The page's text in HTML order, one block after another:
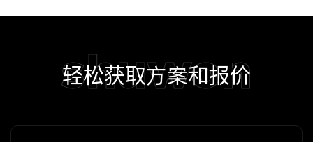
shuwon
轻松获取方案和报价